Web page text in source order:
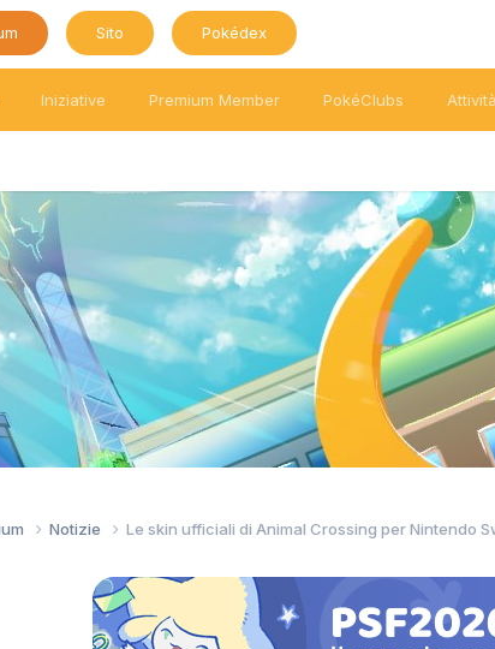
Sito Pokédex
Iniziative Premium Member PokéClubs Attività
Notizie Le skin ufficiali di Animal Crossing per Nintendo